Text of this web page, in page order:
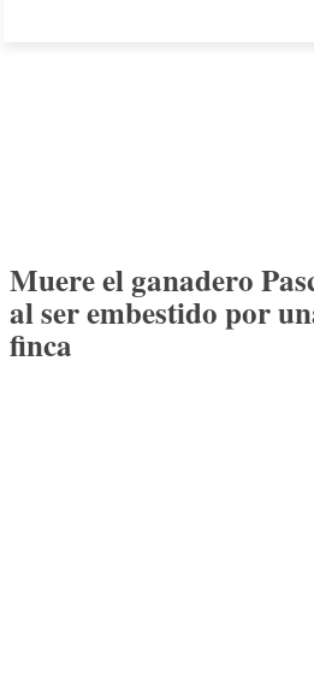
Muere el ganadero
al ser embestido por
finca